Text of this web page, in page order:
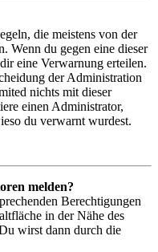
die meistens von der
Wenn du gegen eine dieser
eine Verwarnung erteilen.
der Administration
nichts mit dieser
einen Administrator,
du verwarnt wurdest.
melden?
Berechtigungen
in der Nähe des
wirst dann durch die